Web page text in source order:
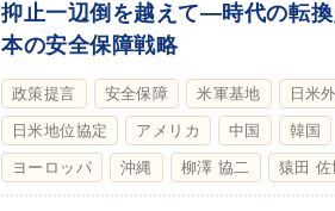
抑止一辺倒を越えて―時代の転換
本の安全保障戦略
政策提言 安全保障 米軍基地 日米
日米地位協定 アメリカ 中国 韓国
ヨーロッパ 沖縄 柳澤 協二 猿田 佐